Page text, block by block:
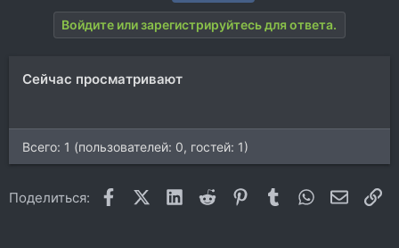
Войдите или зарегистрируйтесь для ответа.
Сейчас просматривают
Всего: 1 (пользователей: 0, гостей: 1)
Поделиться: FacebookX (Twitter)
LinkedIn
Reddit Pinterest
Tumblr WhatsApp